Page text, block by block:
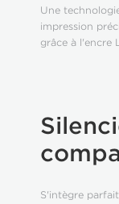
Une
impression
grâce à l'encre
S'intègre